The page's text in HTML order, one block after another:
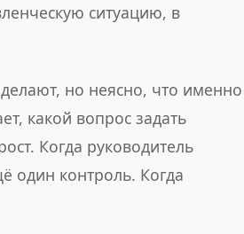
ситуацию, в
но неясно, что именно
какой вопрос задать
Когда руководитель
один контроль. Когда